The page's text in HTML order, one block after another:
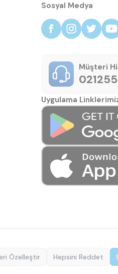
Sosyal Medya
Müşteri
Uygulama
Özelleştir Hepsini Reddet